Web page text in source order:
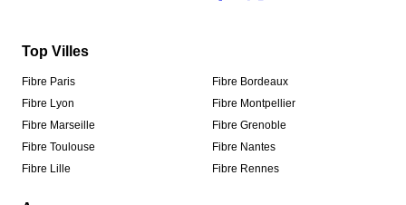
Top Villes
Fibre Paris
Fibre Lyon
Fibre Marseille
Fibre Toulouse
Fibre Lille
Fibre Bordeaux
Fibre Montpellier
Fibre Grenoble
Fibre Nantes
Fibre Rennes